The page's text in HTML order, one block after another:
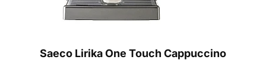
Saeco Lirika One Touch Сappuccino